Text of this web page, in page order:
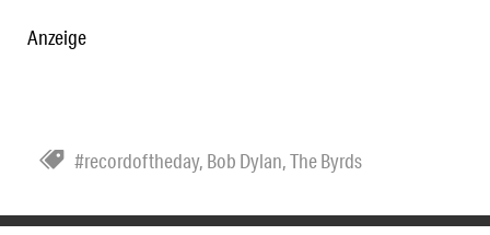
Anzeige
#recordoftheday, Bob Dylan,The Byrds